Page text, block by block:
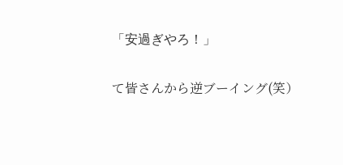
「安過ぎやろ！」
て皆さんから逆ブーイング(笑）